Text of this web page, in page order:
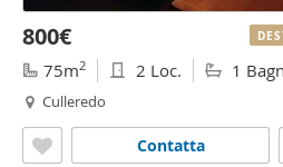
800€
75m2 2 Loc. 1
Culleredo
Contatta